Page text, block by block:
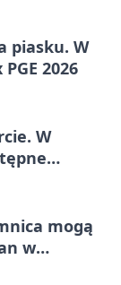
piasku. W
2026
W
mogą
w